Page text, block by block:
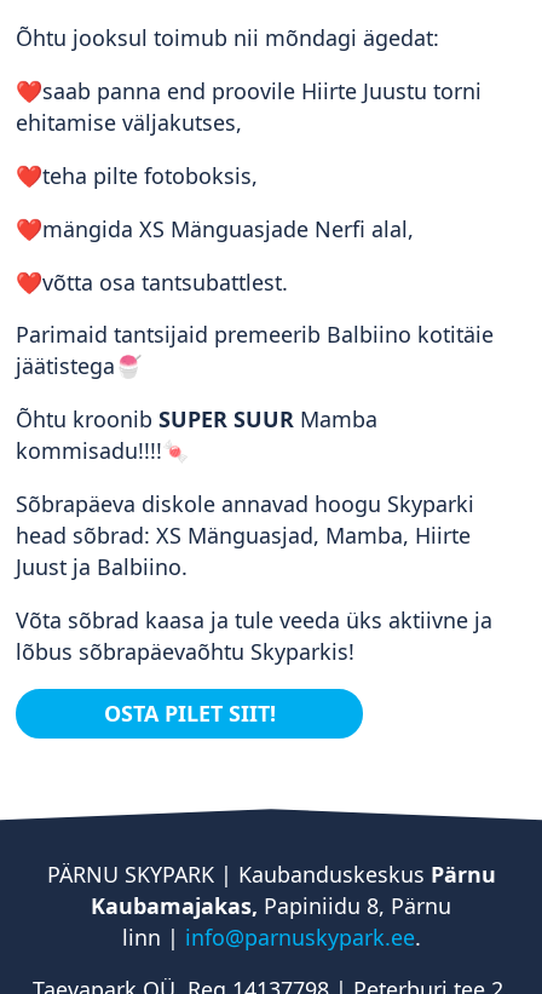
Õhtu jooksul toimub nii mõndagi ägedat:
❤️saab panna end proovile Hiirte Juustu torni
ehitamise väljakutses,
❤️teha pilte fotoboksis,
❤️mängida XS Mänguasjade Nerfi alal,
❤️võtta osa tantsubattlest.
Parimaid tantsijaid premeerib Balbiino kotitäie
jäätistega🍧
Õhtu kroonibSUPER SUUR Mamba
kommisadu!!!!🍬
Sõbrapäeva diskole annavad hoogu Skyparki
head sõbrad: XS Mänguasjad, Mamba, Hiirte
Juust ja Balbiino.
Võta sõbrad kaasa ja tule veeda üks aktiivne ja
lõbus sõbrapäevaõhtu Skyparkis!
OSTA PILET SIIT!
PÄRNU SKYPARK | Kaubanduskeskus Pärnu
Kaubamajakas, Papiniidu 8, Pärnu
linn | info@parnuskypark.ee.